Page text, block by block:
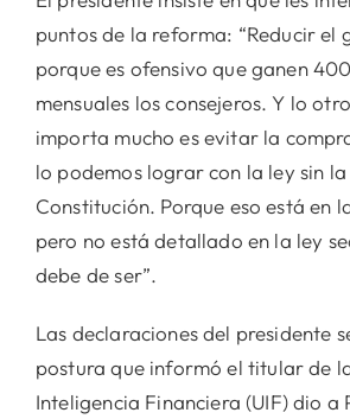
puntos de la reforma: “Reducir el
porque es ofensivo que ganen
mensuales los consejeros. Y lo
importa mucho es evitar la
lo podemos lograr con la ley sin
Constitución. Porque eso está en
pero no está detallado en la ley
debe de ser”.
Las declaraciones del presidente
postura que informó el titular de
Inteligencia Financiera (UIF) dio a